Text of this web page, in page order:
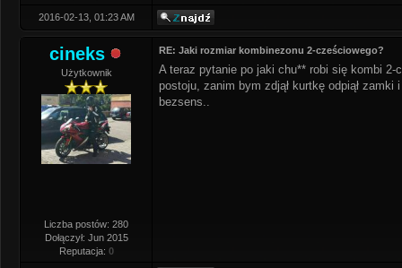
2016-02-13, 01:23 AM
cineks
Użytkownik
Liczba postów: 280
Dołączył: Jun 2015
Reputacja: 0
RE: Jaki rozmiar kombinezonu 2-cześciowego?
A teraz pytanie po jaki chu** robi się kombi
postoju, zanim bym zdjął kurtkę odpiął zamki
bezsens..